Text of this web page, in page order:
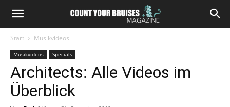
Start Musikvideos
Musikvideos Specials
Architects: Alle Videos im
Überblick